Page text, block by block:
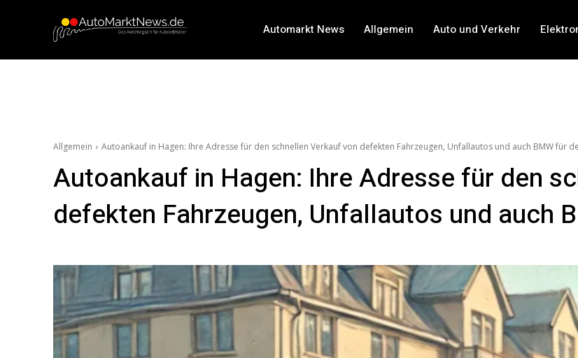
Automarkt News Allgemein Auto und Verkehr
Allgemein Autoankauf in Hagen: Ihre Adresse für den schnellen Verkauf von defekten Fahrzeugen, Unfallautos und auch BMW für
Autoankauf in Hagen: Ihre Adresse für den
defekten Fahrzeugen, Unfallautos und auch